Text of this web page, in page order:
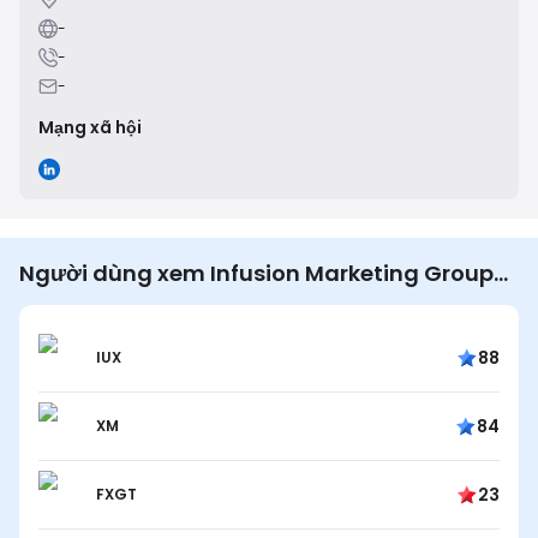
-
-
-
Mạng xã hội
Người dùng xem Infusion Marketing Group
cũng xem…
IUX 88
XM 84
FXGT 23